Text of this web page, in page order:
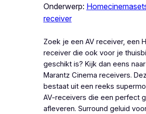
Onderwerp:
receiver
Zoek je een AV receiver, een
receiver die ook voor je
geschikt is? Kijk dan eens
Marantz Cinema receivers.
bestaat uit een reeks
AV-receivers die een perfect
afleveren. Surround geluid